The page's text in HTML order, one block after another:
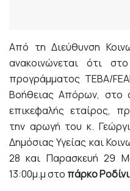
Από τη Διεύθυνση
ανακοινώνεται ότι
προγράμματος ΤΕΒΑ/
Βοήθειας Απόρων, στο
επικεφαλής εταίρος,
την αρωγή του κ.
Δημόσιας Υγείας και
28 και Παρασκευή 29
13:00μ.μ στο πάρκο Ροδίνι